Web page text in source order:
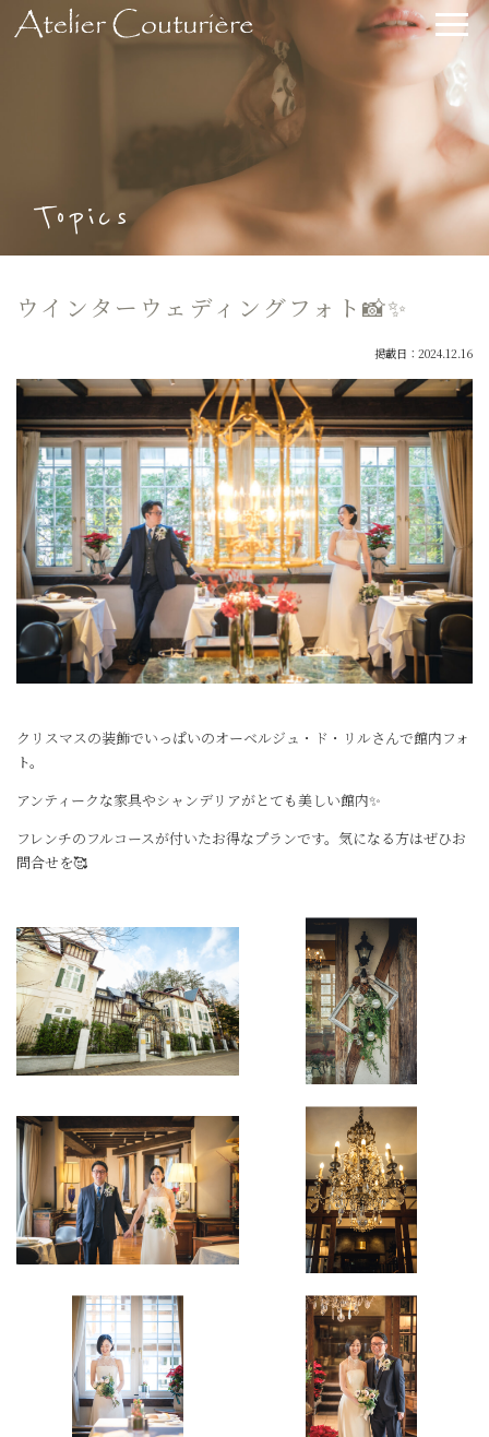
Topics
ウインターウェディングフォト📸✨
掲載日：2024.12.16
クリスマスの装飾でいっぱいのオーベルジュ・ド・リルさんで館内フォ
ト。
アンティークな家具やシャンデリアがとても美しい館内✨
フレンチのフルコースが付いたお得なプランです。気になる方はぜひお
問合せを🥰